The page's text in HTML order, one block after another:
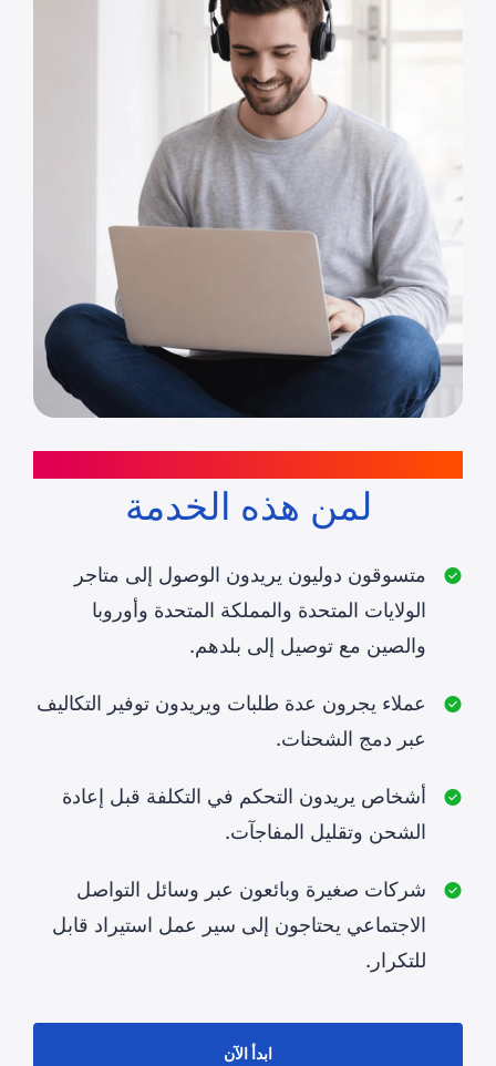
لمن هذه الخدمة
متسوقون دوليون يريدون الوصول إلى متاجر
الولايات المتحدة والمملكة المتحدة وأوروبا
والصين مع توصيل إلى بلدهم.
عملاء يجرون عدة طلبات ويريدون توفير التكاليف
عبر دمج الشحنات.
أشخاص يريدون التحكم في التكلفة قبل إعادة
الشحن وتقليل المفاجآت.
شركات صغيرة وبائعون عبر وسائل التواصل
الاجتماعي يحتاجون إلى سير عمل استيراد قابل
للتكرار.
ابدأ الآن